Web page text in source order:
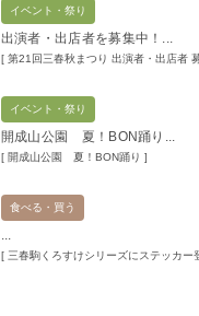
イベント・祭り
出演者・出店者を募集中！...
[ 第21回三春秋まつり 出演者・出店者
イベント・祭り
開成山公園 夏！BON踊り...
[ 開成山公園 夏！BON踊り ]
食べる・買う
[ 三春駒くろすけシリーズにステッカー